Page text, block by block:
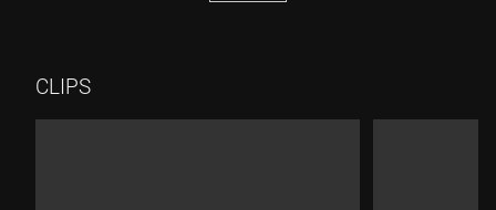
CLIPS